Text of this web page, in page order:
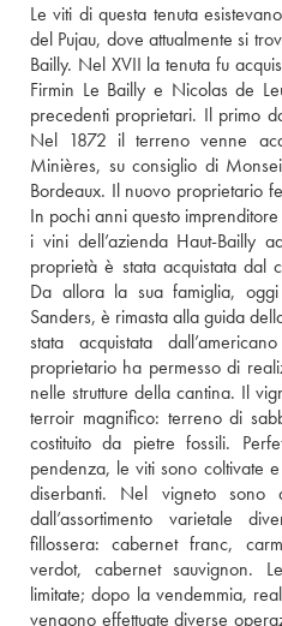
Le viti di questa tenuta
del Pujau, dove attualmente si
Bailly. Nel XVII la tenuta fu
Firmin Le Bailly e Nicolas de
precedenti proprietari. Il primo
Nel 1872 il terreno venne
Minières, su consiglio di
Bordeaux. Il nuovo proprietario
In pochi anni questo
i vini dell’azienda Haut-Bailly
proprietà è stata acquistata dal
Da allora la sua famiglia,
Sanders, è rimasta alla guida
stata acquistata
proprietario ha permesso di
nelle strutture della cantina. Il
terroir magnifico: terreno di
costituito da pietre fossili.
pendenza, le viti sono coltivate
diserbanti. Nel vigneto sono
dall’assortimento varietale
fillossera: cabernet franc,
verdot, cabernet sauvignon.
limitate; dopo la vendemmia,
vengono effettuate diverse